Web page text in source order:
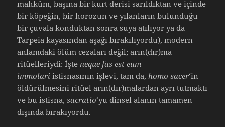
mahkûm, başına bir kurt derisi sarıldıktan ve içinde
bir köpeğin, bir horozun ve yılanların bulunduğu
bir çuvala konduktan sonra suya atılıyor ya da
Tarpeia kayasından aşağı bırakılıyordu), modern
anlamdaki ölüm cezaları değil; arın(dır)ma
ritüelleriydi: İşte neque fas est eum
immolariistisnasının işlevi, tam da, homo sacer‘in
öldürülmesini ritüel arın(dır)malardan ayrı tutmaktı
ve bu istisna,sacratio‘yu dinsel alanın tamamen
dışında bırakıyordu.